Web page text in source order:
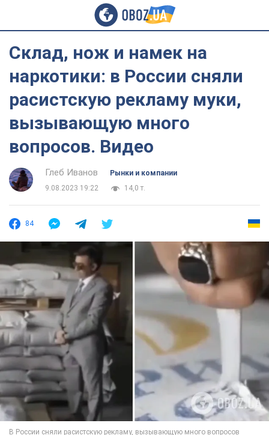
Склад, нож и намек на
наркотики: в России сняли
расистскую рекламу муки,
вызывающую много
вопросов. Видео
Глеб Иванов
Рынки и компании
9.08.2023 19:22
14,0 т.
84